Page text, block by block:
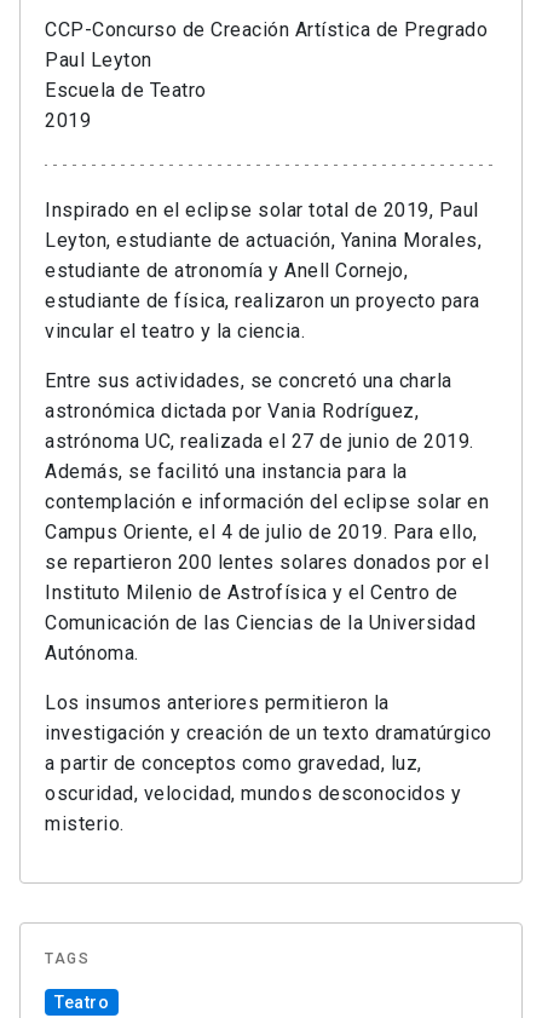
CCP-Concurso de Creación Artística de Pregrado
Paul Leyton
Escuela de Teatro
2019
Inspirado en el eclipse solar total de 2019, Paul
Leyton, estudiante de actuación, Yanina Morales,
estudiante de atronomía y Anell Cornejo,
estudiante de física, realizaron un proyecto para
vincular el teatro y la ciencia.
Entre sus actividades, se concretó una charla
astronómica dictada por Vania Rodríguez,
astrónoma UC, realizada el 27 de junio de 2019.
Además, se facilitó una instancia para la
contemplación e información del eclipse solar en
Campus Oriente, el 4 de julio de 2019. Para ello,
se repartieron 200 lentes solares donados por el
Instituto Milenio de Astrofísica y el Centro de
Comunicación de las Ciencias de la Universidad
Autónoma.
Los insumos anteriores permitieron la
investigación y creación de un texto dramatúrgico
a partir de conceptos como gravedad, luz,
oscuridad, velocidad, mundos desconocidos y
misterio.
TAGS
Teatro